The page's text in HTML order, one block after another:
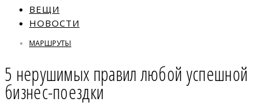
ВЕЩИ
НОВОСТИ
МАРШРУТЫ
5 нерушимых правил любой успешной
бизнес-поездки